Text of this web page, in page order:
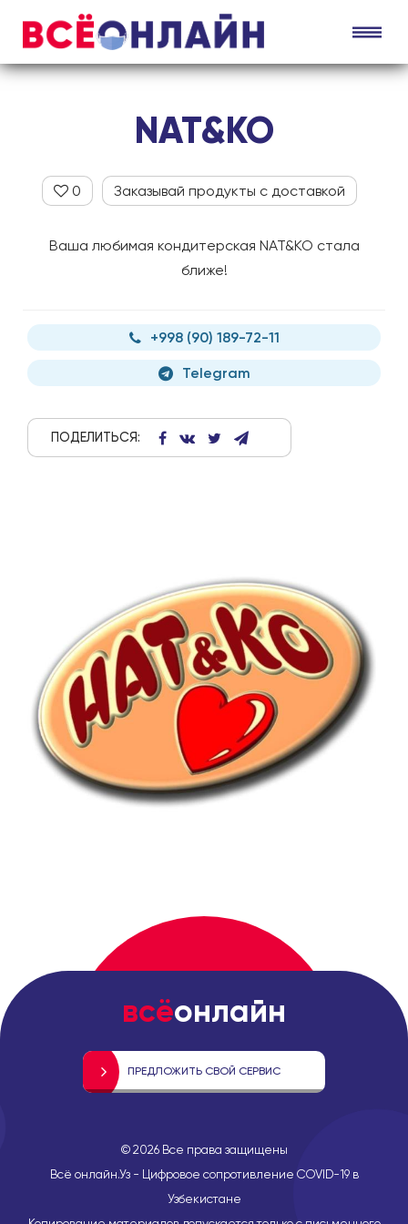
NAT&KO
0 Заказывай продукты с доставкой
Ваша любимая кондитерская NAT&KO стала
ближе!
+998 (90) 189-72-11
Telegram
ПОДЕЛИТЬСЯ:
всёонлайн
ПРЕДЛОЖИТЬ СВОЙ СЕРВИС
©2026Все права защищены
Всё онлайн.Уз - Цифровое сопротивление COVID-19 в
Узбекистане